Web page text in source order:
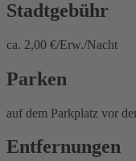
Stadtgebühr
ca. 2,00 €/Erw./Nacht
Parken
auf dem Parkplatz vor
Entfernungen